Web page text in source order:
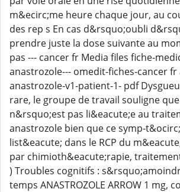
m&ecirc;me heure chaque jour, au
des rep s En cas d&rsquo;oubli
prendre juste la dose suivante au
pas --- cancer fr Media files fiche-
anastrozole--- omedit-fiches-cancer
anastrozole-v1-patient-1- pdf
rare, le groupe de travail souligne
n&rsquo;est pas li&eacute;e au
anastrozole bien que ce symp-
list&eacute; dans le RCP du
par chimioth&eacute;rapie,
) Troubles cognitifs :
temps ANASTROZOLE ARROW 1 mg,